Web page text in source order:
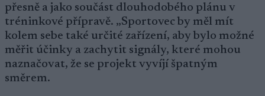
přesně a jako součást dlouhodobého plánu v
tréninkové přípravě. „Sportovec by měl mít
kolem sebe také určité zařízení, aby bylo možné
měřit účinky a zachytit signály, které mohou
naznačovat, že se projekt vyvíjí špatným
směrem.